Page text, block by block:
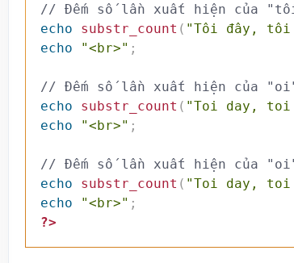
// Đếm số lần xuất hiện của
echo
substr_count ( "Tôi đây, tôi
echo
"<br>" ;
// Đếm số lần xuất hiện của
echo
substr_count ( "Toi day, toi
echo
"<br>" ;
// Đếm số lần xuất hiện của
echo
substr_count ( "Toi day, toi
echo
"<br>" ;
?>